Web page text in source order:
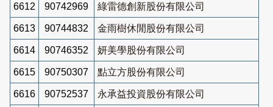
6612 90742969 綠雷德創新股份有限公司
6613 90744832 金雨樹休閒股份有限公司
6614 90746352 妍美學股份有限公司
6615 90750307 點立方股份有限公司
6616 90752537 永承益投資股份有限公司